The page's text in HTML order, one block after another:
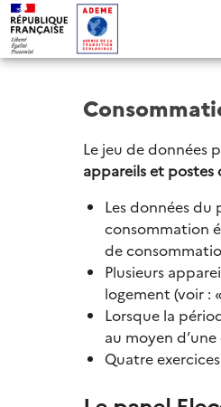
Le jeu de données
appareils et postes
Les données
consommation
de
Plusieurs
logement (voir :
Lorsque la
au moyen
Quatre